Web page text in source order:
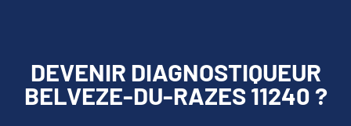
DEVENIR DIAGNOSTIQUEUR
BELVEZE-DU-RAZES 11240 ?